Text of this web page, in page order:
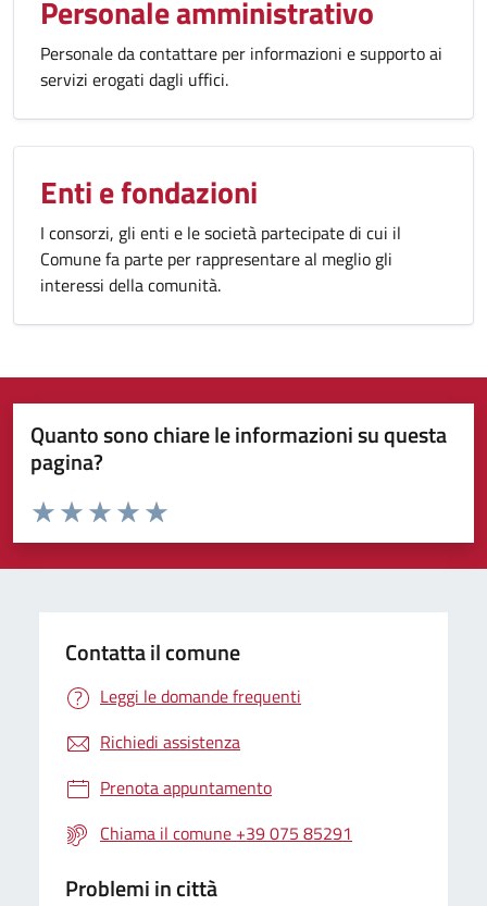
Personale amministrativo
Personale da contattare per informazioni e supporto ai
servizi erogati dagli uffici.
Enti e fondazioni
I consorzi, gli enti e le società partecipate di cui il
Comune fa parte per rappresentare al meglio gli
interessi della comunità.
Quanto sono chiare le informazioni su questa
pagina?
Valuta da 1 a 5 stelle la pagina
Valuta 5 stelle su 5
Valuta 4 stelle su 5
Valuta 3 stelle su 5
Valuta 2 stelle su 5
Valuta 1 stelle su 5
Contatta il comune
Leggi le domande frequenti
Richiedi assistenza
Prenota appuntamento
Chiama il comune +39 075 85291
Problemi in città